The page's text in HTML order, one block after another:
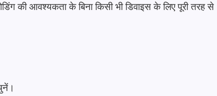
की आवश्यकता के बिना किसी भी डिवाइस के लिए पूरी तरह से